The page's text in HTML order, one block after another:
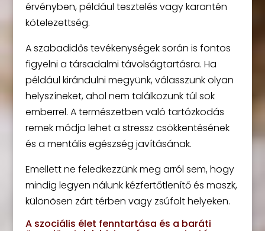
érvényben, például tesztelés vagy karantén
kötelezettség.
A szabadidős tevékenységek során is fontos
figyelni a társadalmi távolságtartásra. Ha
például kirándulni megyünk, válasszunk olyan
helyszíneket, ahol nem találkozunk túl sok
emberrel. A természetben való tartózkodás
remek módja lehet a stressz csökkentésének
és a mentális egészség javításának.
Emellett ne feledkezzünk meg arról sem, hogy
mindig legyen nálunk kézfertőtlenítő és maszk,
különösen zárt térben vagy zsúfolt helyeken.
A szociális élet fenntartása és a baráti